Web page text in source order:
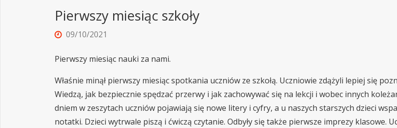
Pierwszy miesiąc szkoły
09/10/2021
Pierwszy miesiąc nauki za nami.
Właśnie minął pierwszy miesiąc spotkania uczniów ze szkołą. Uczniowie zdążyli lepiej się
Wiedzą, jak bezpiecznie spędzać przerwy i jak zachowywać się na lekcji i wobec innych
dniem w zeszytach uczniów pojawiają się nowe litery i cyfry, a u naszych starszych dzieci
notatki. Dzieci wytrwale piszą i ćwiczą czytanie. Odbyły się także pierwsze imprezy klasowe.